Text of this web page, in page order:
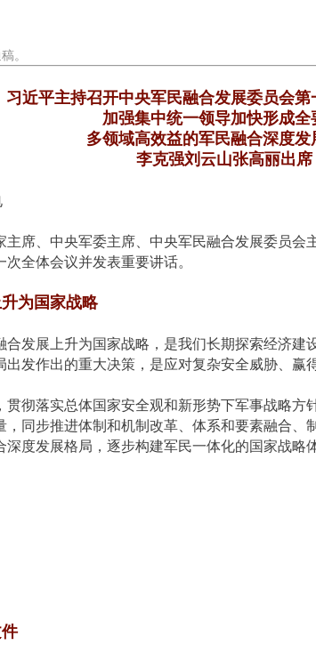
。
习近平主持召开中央军民融合发展委员会
加强集中统一领导加快形成全
多领域高效益的军民融合深度发
李克强刘云山张高丽出席
主席、中央军委主席、中央军民融合发展委员
全体会议并发表重要讲话。
为国家战略
合发展上升为国家战略，是我们长期探索经济建
发作出的重大决策，是应对复杂安全威胁、赢
贯彻落实总体国家安全观和新形势下军事战略方
，同步推进体制和机制改革、体系和要素融合、
度发展格局，逐步构建军民一体化的国家战略